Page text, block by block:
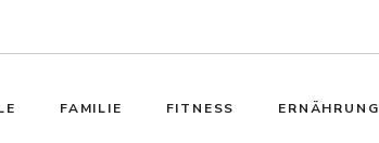
FAMILIE FITNESS ERNÄHRUNG